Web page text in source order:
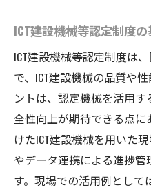
自動運転建設機
建設機械の遠隔
例
建設機械自動化
由
電動化と自動運転が
電動建設機械の
ICT建設機械等認定制度
ICT建設機械等認定制度は
で、ICT建設機械の品質や
ントは、認定機械を活用
全性向上が期待できる点
けたICT建設機械を用いた
やデータ連携による進捗
す。現場での活用例とし